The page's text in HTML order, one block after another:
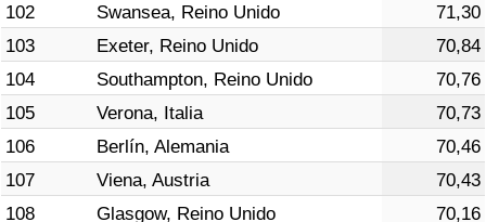
102
Swansea, Reino Unido
71,30
103
Exeter, Reino Unido
70,84
104
Southampton, Reino Unido
70,76
105
Verona, Italia
70,73
106
Berlín, Alemania
70,46
107
Viena, Austria
70,43
108
Glasgow, Reino Unido
70,16